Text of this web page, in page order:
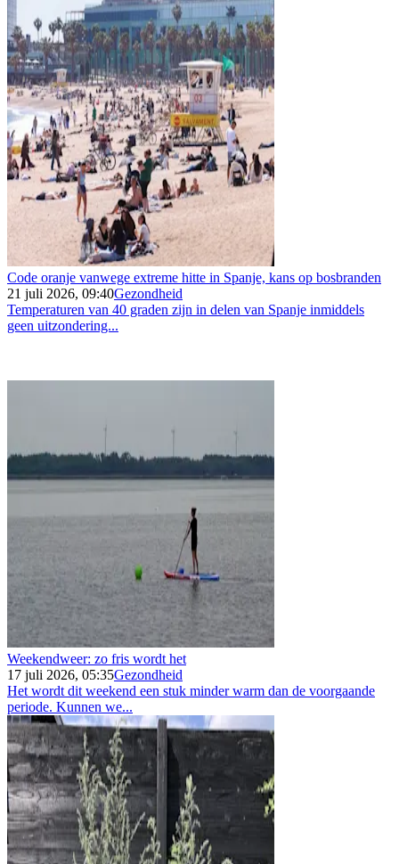
Code oranje vanwege extreme hitte in Spanje, kans op bosbranden
21 juli 2026, 09:40Gezondheid
Temperaturen van 40 graden zijn in delen van Spanje inmiddels
geen uitzondering...
Weekendweer: zo fris wordt het
17 juli 2026, 05:35Gezondheid
Het wordt dit weekend een stuk minder warm dan de voorgaande
periode. Kunnen we...